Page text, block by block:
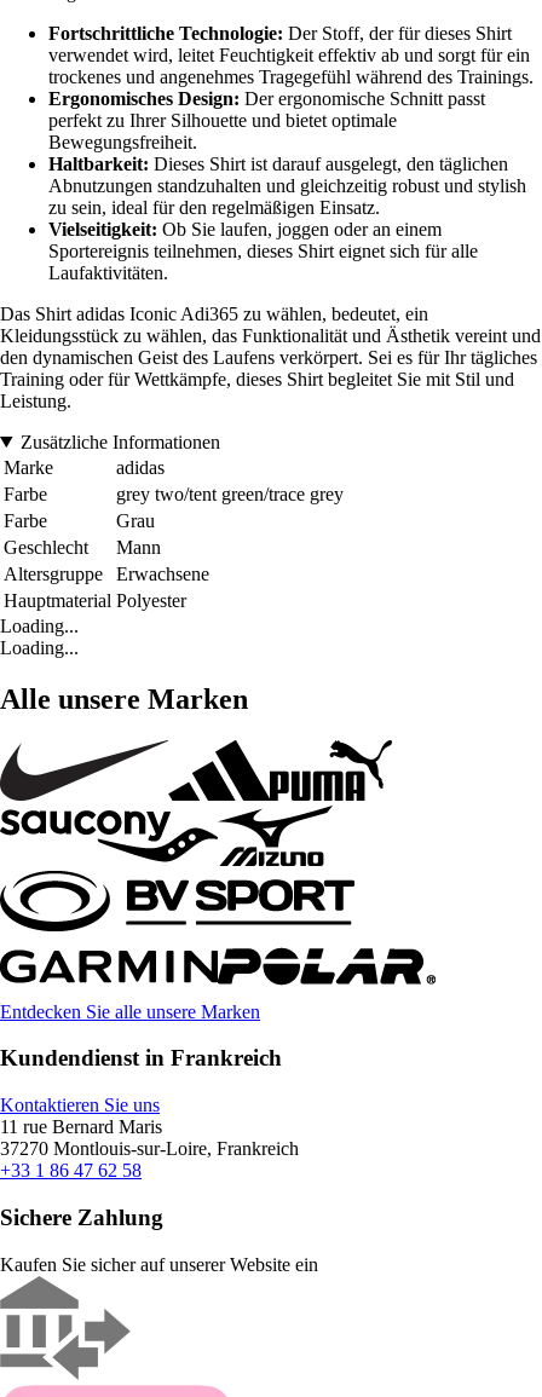
Fortschrittliche Technologie: Der Stoff, der für dieses Shirt
verwendet wird, leitet Feuchtigkeit effektiv ab und sorgt für ein
trockenes und angenehmes Tragegefühl während des Trainings.
Ergonomisches Design: Der ergonomische Schnitt passt
perfekt zu Ihrer Silhouette und bietet optimale
Bewegungsfreiheit.
Haltbarkeit: Dieses Shirt ist darauf ausgelegt, den täglichen
Abnutzungen standzuhalten und gleichzeitig robust und stylish
zu sein, ideal für den regelmäßigen Einsatz.
Vielseitigkeit: Ob Sie laufen, joggen oder an einem
Sportereignis teilnehmen, dieses Shirt eignet sich für alle
Laufaktivitäten.
Das Shirt adidas Iconic Adi365 zu wählen, bedeutet, ein
Kleidungsstück zu wählen, das Funktionalität und Ästhetik vereint und
den dynamischen Geist des Laufens verkörpert. Sei es für Ihr tägliches
Training oder für Wettkämpfe, dieses Shirt begleitet Sie mit Stil und
Leistung.
Zusätzliche Informationen
Marke
adidas
Farbe
grey two/tent green/trace grey
Farbe
Grau
Geschlecht
Mann
Altersgruppe
Erwachsene
Hauptmaterial Polyester
Loading...
Loading...
Alle unsere Marken
Entdecken Sie alle unsere Marken
Kundendienst in Frankreich
Kontaktieren Sie uns
11 rue Bernard Maris
37270 Montlouis-sur-Loire, Frankreich
+33 1 86 47 62 58
Sichere Zahlung
Kaufen Sie sicher auf unserer Website ein